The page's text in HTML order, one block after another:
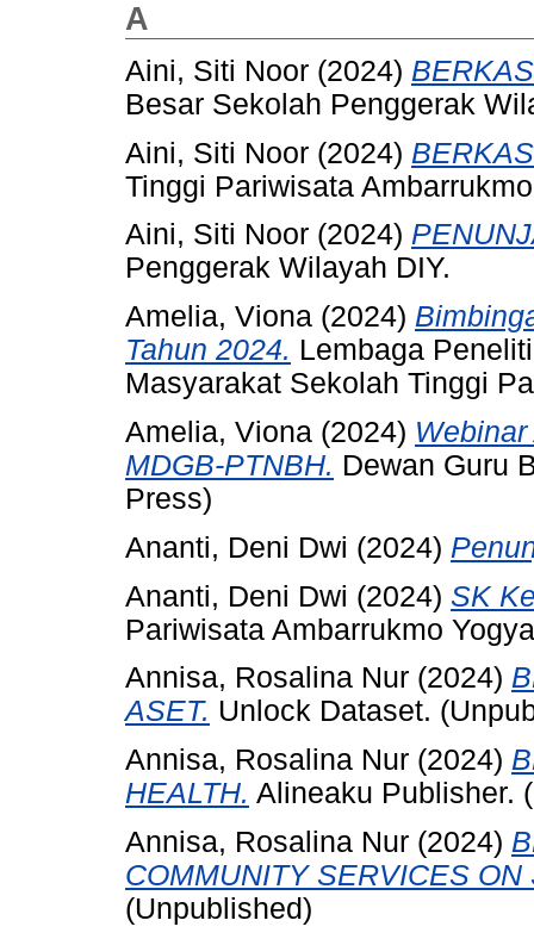
A
Aini, Siti Noor (2024)
Besar Sekolah Penggerak
Aini, Siti Noor (2024)
Tinggi Pariwisata
Aini, Siti Noor (2024)
Penggerak Wilayah DIY.
Amelia, Viona (2024)
Tahun 2024. Lembaga
Masyarakat Sekolah Tinggi
Amelia, Viona (2024)
MDGB-PTNBH. Dewan Guru
Press)
Ananti, Deni Dwi (2024)
Ananti, Deni Dwi (2024) SK
Pariwisata Ambarrukmo
Annisa, Rosalina Nur (2024)
ASET. Unlock Dataset.
Annisa, Rosalina Nur (2024)
HEALTH. Alineaku Publisher.
Annisa, Rosalina Nur (2024)
COMMUNITY SERVICES ON
(Unpublished)